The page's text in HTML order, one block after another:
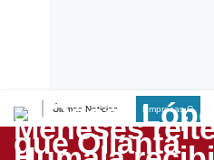
Últimas Noticias Empresas G
Lo último
Peru Quiosco